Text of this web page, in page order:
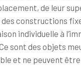
de leur
des constructions
individuelle à
sont des objets
et ne peuvent